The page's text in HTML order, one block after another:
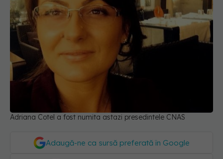
Adriana Cotel a fost numita astazi presedintele CNAS
Adaugă-ne ca sursă preferată în Google